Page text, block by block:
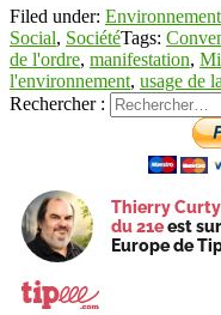
Filed under: Environnement
Social, SociétéTags:
de l'ordre, manifestation,
l'environnement, usage de
Rechercher :
Thierry
du 21eest
Europe de